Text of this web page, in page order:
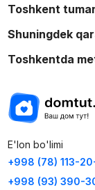
Toshkent
Shuningdek
Toshkentda
E'lon bo'limi
+998 (78) 113-
+998 (93) 390-